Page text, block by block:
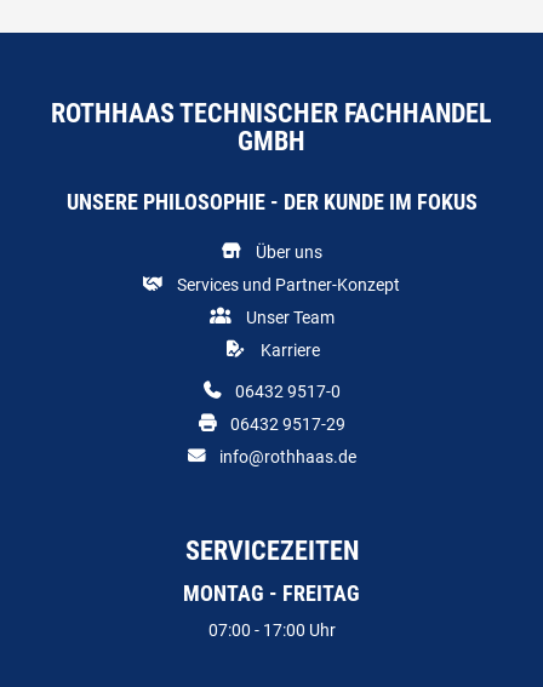
ROTHHAAS TECHNISCHER FACHHANDEL
GMBH
UNSERE PHILOSOPHIE - DER KUNDE IM FOKUS
Über uns
Services und Partner-Konzept
Unser Team
Karriere
06432 9517-0
06432 9517-29
info@rothhaas.de
SERVICEZEITEN
MONTAG - FREITAG
07:00 - 17:00 Uhr